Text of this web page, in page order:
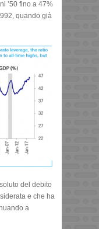
’50 fino a 47%
quando già
del debito
e che ha
a